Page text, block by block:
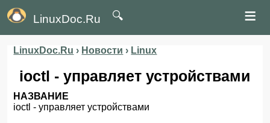
LinuxDoc.Ru 🔍 ≡
LinuxDoc.Ru › Новости › Linux
ioctl - управляет устройствами
НАЗВАНИЕ
ioctl - управляет устройствами